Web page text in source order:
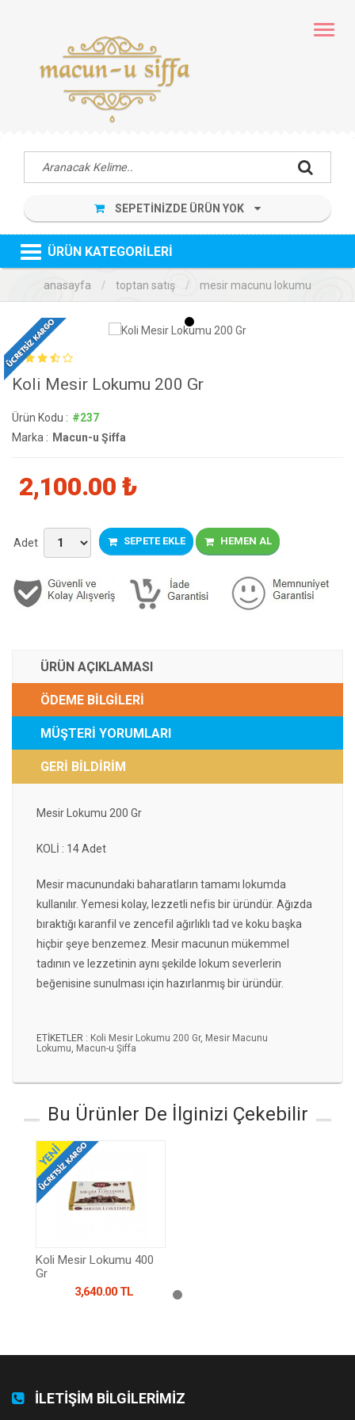
MENÜ
SEPETİNİZDE ÜRÜN YOK
ÜRÜN KATEGORİLERİ
anasayfa toptan satış mesir macunu lokumu
Koli Mesir Lokumu 200 Gr
Ürün Kodu : #237
Marka : Macun-u Şiffa
2,100.00 ₺
Adet SEPETE EKLE HEMEN AL
ÜRÜN AÇIKLAMASI
ÖDEME BİLGİLERİ
MÜŞTERİ YORUMLARI
GERİ BİLDİRİM
Mesir Lokumu 200 Gr
KOLİ : 14 Adet
Mesir macunundaki baharatların tamamı lokumda
kullanılır. Yemesi kolay, lezzetli nefis bir üründür. Ağızda
bıraktığı karanfil ve zencefil ağırlıklı tad ve koku başka
hiçbir şeye benzemez. Mesir macunun mükemmel
tadının ve lezzetinin aynı şekilde lokum severlerin
beğenisine sunulması için hazırlanmış bir üründür.​
ETİKETLER : Koli Mesir Lokumu 200 Gr, Mesir Macunu
Lokumu, Macun-u Şiffa
Bu Ürünler De İlginizi Çekebilir
Koli Mesir Lokumu 400
Gr
3,640.00 TL
İLETİŞİM BİLGİLERİMİZ